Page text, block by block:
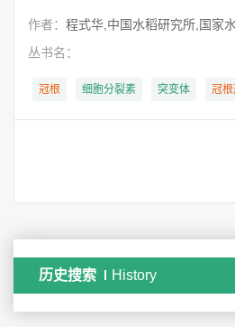
作者： 程式华,中国水稻研究所,国家水稻产业技术研究中心,程式华,李西明,姜仁华,胡培松,曹立勇,庄杰云,钱前,朱德峰,朱智伟,王磊,方福平,方福平,方福平,朱智伟,朱德峰,向镜,江帆,李凤博,杨仕华,
丛书名：
冠根 细胞分裂素 突变体 冠根
历史搜索 History